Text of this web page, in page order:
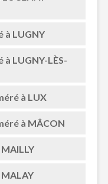
à LUGNY
LUGNY-LÈS-
à LUX
à MÂCON